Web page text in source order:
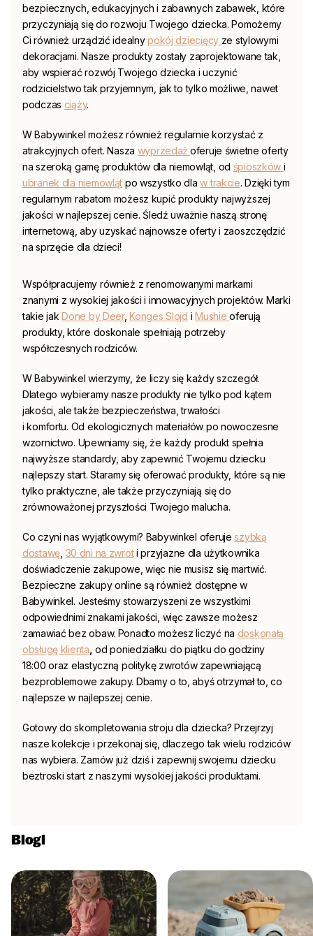
bezpiecznych, edukacyjnych i zabawnych zabawek, które
przyczyniają się do rozwoju Twojego dziecka. Pomożemy
Ci również urządzić idealnypokój dziecięcy ze stylowymi
dekoracjami. Nasze produkty zostały zaprojektowane tak,
aby wspierać rozwój Twojego dziecka i uczynić
rodzicielstwo tak przyjemnym, jak to tylko możliwe, nawet
podczas ciąży.
WBabywinkel możesz również regularnie korzystać z
atrakcyjnych ofert. Nasza wyprzedaż oferuje świetne oferty
na szeroką gamę produktów dla niemowląt, od śpioszków i
ubranek dla niemowląt po wszystko dlaw trakcie. Dzięki tym
regularnym rabatom możesz kupić produkty najwyższej
jakości w najlepszej cenie. Śledź uważnie naszą stronę
internetową, aby uzyskać najnowsze oferty i zaoszczędzić
na sprzęcie dla dzieci!
Współpracujemy również z renomowanymi markami
znanymi z wysokiej jakości i innowacyjnych projektów. Marki
takie jakDone by Deer,Konges Slojd iMushie oferują
produkty, które doskonale spełniają potrzeby
współczesnych rodziców.
WBabywinkel wierzymy, że liczy się każdy szczegół.
Dlatego wybieramy nasze produkty nie tylko pod kątem
jakości, ale także bezpieczeństwa, trwałości
i komfortu. Od ekologicznych materiałów po nowoczesne
wzornictwo. Upewniamy się, że każdy produkt spełnia
najwyższe standardy, aby zapewnić Twojemu dziecku
najlepszy start. Staramy się oferować produkty, które są nie
tylko praktyczne, ale także przyczyniają się do
zrównoważonej przyszłości Twojego malucha.
Co czyni nas wyjątkowymi? Babywinkel oferujeszybką
dostawę 30 dni na zwroti przyjazne dla użytkownika
doświadczenie zakupowe, więc nie musisz się martwić.
Bezpieczne zakupy online są również dostępne w
Babywinkel. Jesteśmy stowarzyszeni ze wszystkimi
odpowiednimi znakami jakości, więc zawsze możesz
zamawiać bez obaw. Ponadto możesz liczyć na doskonałą
obsługę klienta od poniedziałku do piątku do godziny
18:00 oraz elastyczną politykę zwrotów zapewniającą
bezproblemowe zakupy. Dbamy o to, abyś otrzymał to, co
najlepsze w najlepszej cenie.
Gotowy do skompletowania stroju dla dziecka? Przejrzyj
nasze kolekcje i przekonaj się, dlaczego tak wielu rodziców
nas wybiera. Zamów już dziś i zapewnij swojemu dziecku
beztroski start z naszymi wysokiej jakości produktami.
Blogi